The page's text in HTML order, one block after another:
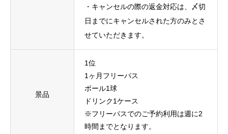
・キャンセルの際の返金対応は、〆切
日までにキャンセルされた方のみとさ
せていただきます。
景品
1位
1ヶ月フリーパス
ボール1球
ドリンク1ケース
※フリーパスでのご予約利用は週に2
時間までとなります。